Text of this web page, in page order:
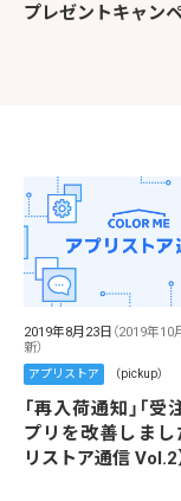
プレゼントキャン
2019年8月23日 （2019年
新）
アプリストア （pickup）
「再入荷通知」「受
プリを改善しまし
リストア通信 Vol.2】